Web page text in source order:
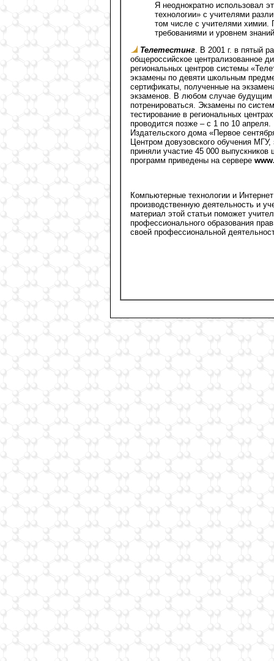
Я неоднократно использовал
технологии» с учителями
том числе с учителями химии.
требованиями и уровнем
Телетестинг. В 2001 г. в пятый
общероссийское централизованное
региональных центров системы
экзамены по девяти школьным
сертификаты, полученные на
экзаменов. В любом случае будущим
потренироваться. Экзамены по
тестирование в региональных
проводится позже – с 1 по 10
Издательского дома «Первое
Центром довузовского обучения МГУ,
приняли участие 45 000
программ приведены на сервере
Компьютерные технологии и
производственную деятельность и
материал этой статьи поможет
профессионального образования
своей профессиональной